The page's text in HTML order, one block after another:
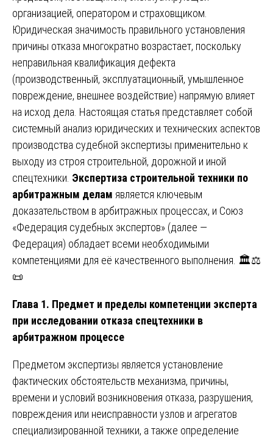
организацией, оператором и страховщиком.
Юридическая значимость правильного установления
причины отказа многократно возрастает, поскольку
неправильная квалификация дефекта
(производственный, эксплуатационный, умышленное
повреждение, внешнее воздействие) напрямую влияет
на исход дела. Настоящая статья представляет собой
системный анализ юридических и технических аспектов
производства судебной экспертизы применительно к
выходу из строя строительной, дорожной и иной
спецтехники. Экспертиза строительной техники по
арбитражным делам является ключевым
доказательством в арбитражных процессах, и Союз
«Федерация судебных экспертов» (далее —
Федерация) обладает всеми необходимыми
компетенциями для её качественного выполнения. 🏛️⚖️
📜
Глава 1. Предмет и пределы компетенции эксперта
при исследовании отказа спецтехники в
арбитражном процессе
Предметом экспертизы является установление
фактических обстоятельств механизма, причины,
времени и условий возникновения отказа, разрушения,
повреждения или неисправности узлов и агрегатов
специализированной техники, а также определение